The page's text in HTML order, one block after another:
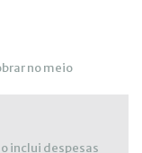
no meio
inclui despesas